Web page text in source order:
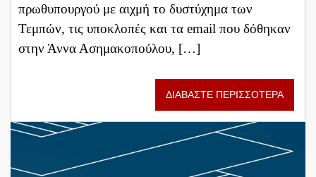
πρωθυπουργού με αιχμή το δυστύχημα των
Τεμπών, τις υποκλοπές και τα email που δόθηκαν
στην Άννα Ασημακοπούλου, […]
ΔΙΑΒΑΣΤΕ ΠΕΡΙΣΣΟΤΕΡΑ